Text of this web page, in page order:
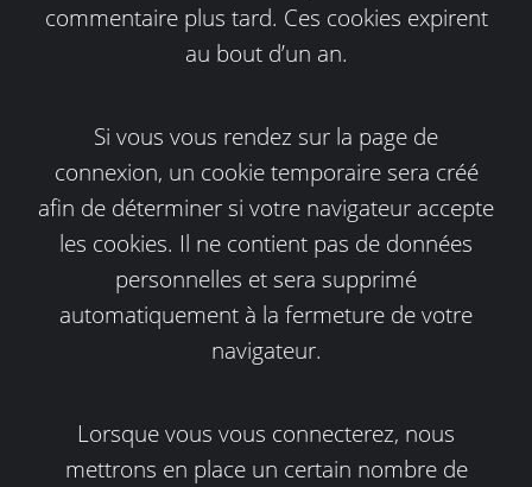
commentaire plus tard. Ces cookies expirent
au bout d’un an.
Si vous vous rendez sur la page de
connexion, un cookie temporaire sera créé
afin de déterminer si votre navigateur accepte
les cookies. Il ne contient pas de données
personnelles et sera supprimé
automatiquement à la fermeture de votre
navigateur.
Lorsque vous vous connecterez, nous
mettrons en place un certain nombre de